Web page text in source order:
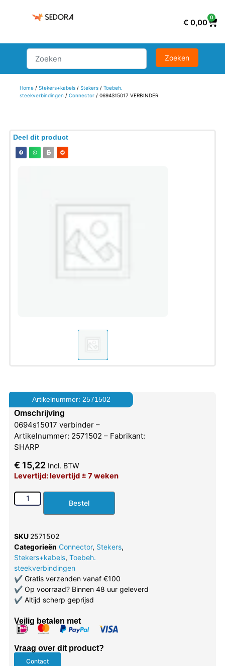
€ 0,00
0
Home/ Stekers+kabels/ Stekers/ Toebeh.
steekverbindingen / Connector/ 0694S15017 VERBINDER
Deel dit product
Artikelnummer: 2571502
Omschrijving
0694s15017 verbinder –
Artikelnummer: 2571502 – Fabrikant:
SHARP
€ 15,22 Incl. BTW
Levertijd: levertijd ± 7 weken
Bestel
SKU 2571502
Categorieën Connector, Stekers,
Stekers+kabels, Toebeh.
steekverbindingen
✔Gratis verzenden vanaf €100
✔Op voorraad? Binnen 48 uur geleverd
✔Altijd scherp geprijsd
Veilig betalen met
Vraag over dit product?
Contact